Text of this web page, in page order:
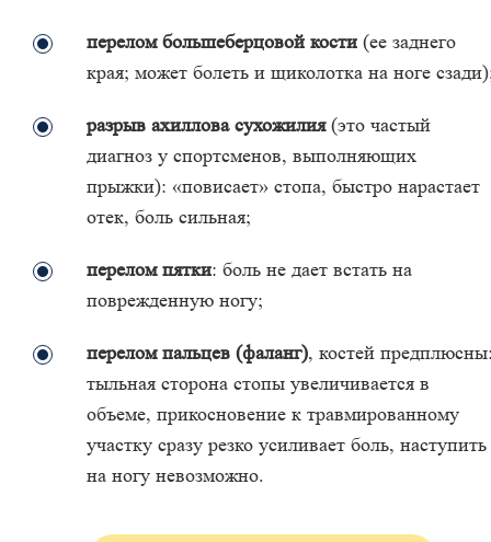
перелом большеберцовой кости (ее заднего
края; может болеть и щиколотка на ноге
разрыв ахиллова сухожилия(это частый
диагноз у спортсменов, выполняющих
прыжки): «повисает» стопа, быстро нарастает
отек, боль сильная;
перелом пятки: боль не дает встать на
поврежденную ногу;
перелом пальцев (фаланг), костей
тыльная сторона стопы увеличивается в
объеме, прикосновение к травмированному
участку сразу резко усиливает боль, наступить
на ногу невозможно.